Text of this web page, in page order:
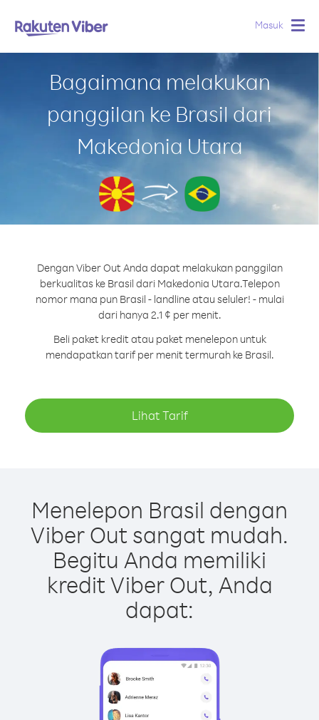
Masuk
Bagaimana melakukan
panggilan ke Brasil dari
Makedonia Utara
Dengan Viber Out Anda dapat melakukan panggilan
berkualitas ke Brasil dari Makedonia Utara.Telepon
nomor mana pun Brasil - landline atau seluler! - mulai
dari hanya 2.1 ¢ per menit.
Beli paket kredit atau paket menelepon untuk
mendapatkan tarif per menit termurah ke Brasil.
Lihat Tarif
Menelepon Brasil dengan
Viber Out sangat mudah.
Begitu Anda memiliki
kredit Viber Out, Anda
dapat: